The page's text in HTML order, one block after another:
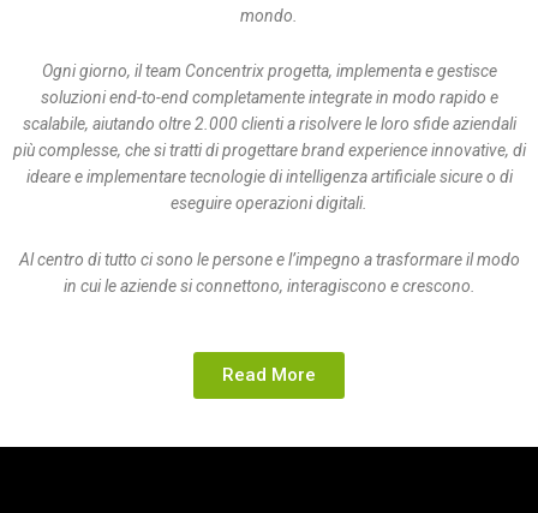
mondo.
Ogni giorno, il team Concentrix progetta, implementa e gestisce
soluzioni end-to-end completamente integrate in modo rapido e
scalabile, aiutando oltre 2.000 clienti a risolvere le loro sfide aziendali
più complesse, che si tratti di progettare brand experience innovative, di
ideare e implementare tecnologie di intelligenza artificiale sicure o di
eseguire operazioni digitali.
Al centro di tutto ci sono le persone e l’impegno a trasformare il modo
in cui le aziende si connettono, interagiscono e crescono.
Read More